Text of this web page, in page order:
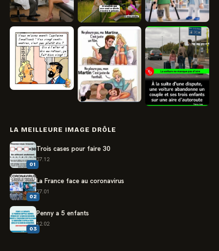
LA MEILLEURE IMAGE DRÔLE
01
Trois cases pour faire 30
07.12
02
La France face au coronavirus
27.01
03
Penny a 5 enfants
12.02